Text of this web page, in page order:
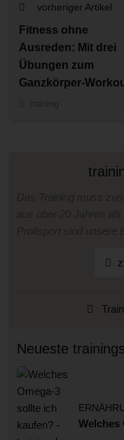
vorheriger Artikel
Fitness ohne
Ausreden: Mit drei
Übungen zum
Ganzkörper-
Neueste
Welches